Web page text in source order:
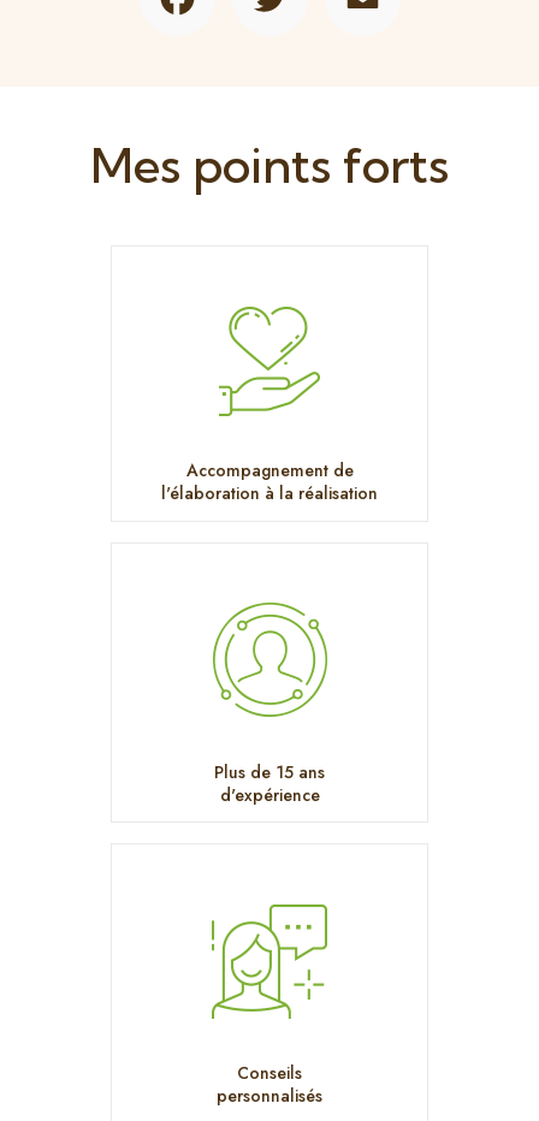
Mes points forts
Accompagnement de
l'élaboration à la réalisation
Plus de 15 ans
d'expérience
Conseils
personnalisés